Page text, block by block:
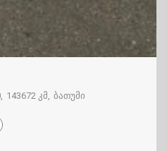
143672 კმ ბათუმი